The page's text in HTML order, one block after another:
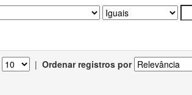
| Ordenar registros por